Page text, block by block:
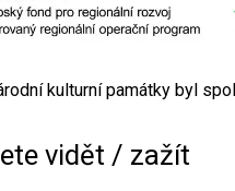
kulturní památky byl
vidět / zažít